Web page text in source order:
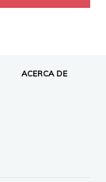
ACERCA DE